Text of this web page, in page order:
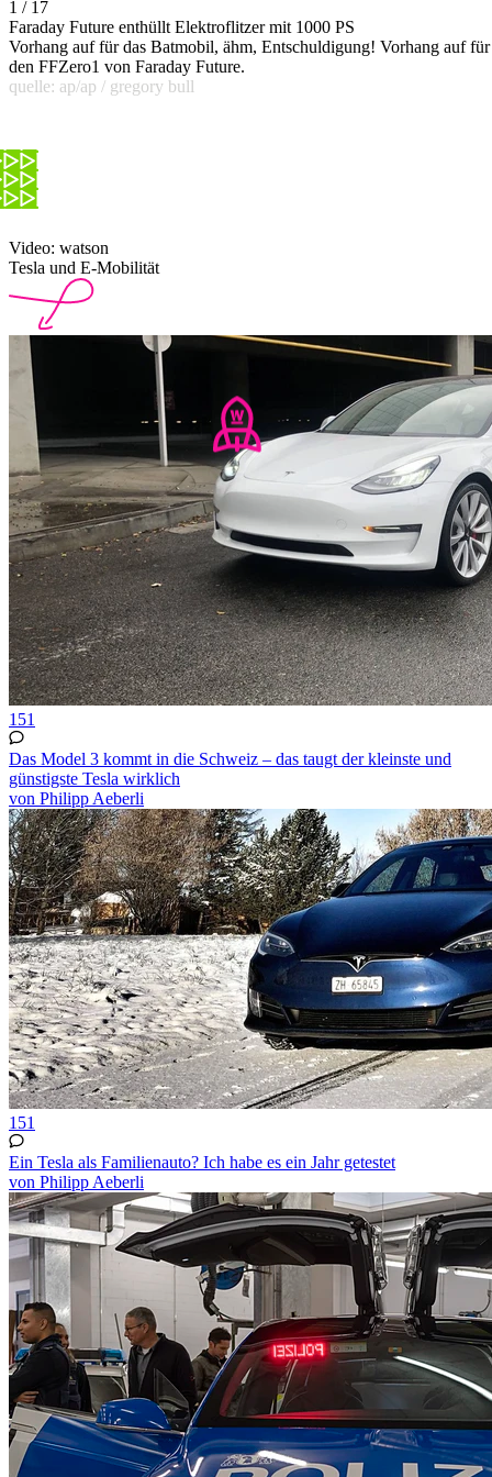
1 / 17
Faraday Future enthüllt Elektroflitzer mit 1000 PS
Vorhang auf für das Batmobil, ähm, Entschuldigung! Vorhang auf für
den FFZero1 von Faraday Future.
quelle: ap/ap / gregory bull
Video: watson
Tesla und E-Mobilität
151
Das Model 3 kommt in die Schweiz – das taugt der kleinste und
günstigste Tesla wirklich
von Philipp Aeberli
151
Ein Tesla als Familienauto? Ich habe es ein Jahr getestet
von Philipp Aeberli